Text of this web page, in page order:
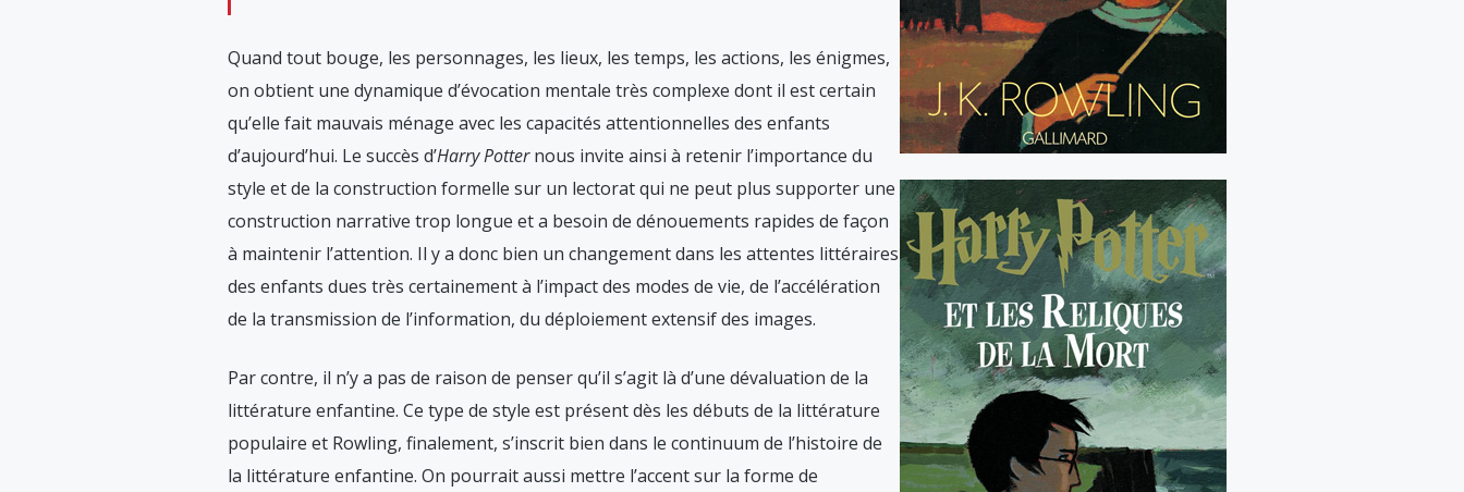
Quand tout bouge, les personnages, les lieux, les temps, les actions, les énigmes,
on obtient une dynamique d’évocation mentale très complexe dont il est certain
qu’elle fait mauvais ménage avec les capacités attentionnelles des enfants
d’aujourd’hui. Le succès d’Harry Potternous invite ainsi à retenir l’importance du
style et de la construction formelle sur un lectorat qui ne peut plus supporter une
construction narrative trop longue et a besoin de dénouements rapides de façon
à maintenir l’attention. Il y a donc bien un changement dans les attentes littéraires
des enfants dues très certainement à l’impact des modes de vie, de l’accélération
de la transmission de l’information, du déploiement extensif des images.
Par contre, il n’y a pas de raison de penser qu’il s’agit là d’une dévaluation de la
littérature enfantine. Ce type de style est présent dès les débuts de la littérature
populaire et Rowling, finalement, s’inscrit bien dans le continuum de l’histoire de
la littérature enfantine. On pourrait aussi mettre l’accent sur la forme de